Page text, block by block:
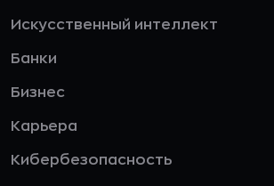
Искусственный интеллект
Банки
Бизнес
Карьера
Кибербезопасность